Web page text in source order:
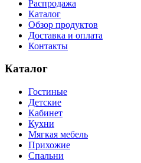
Распродажа
Каталог
Обзор продуктов
Доставка и оплата
Контакты
Каталог
Гостиные
Детские
Кабинет
Кухни
Мягкая мебель
Прихожие
Спальни